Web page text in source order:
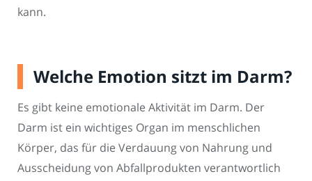
kann.
Welche Emotion sitzt im Darm?
Es gibt keine emotionale Aktivität im Darm. Der
Darm ist ein wichtiges Organ im menschlichen
Körper, das für die Verdauung von Nahrung und
Ausscheidung von Abfallprodukten verantwortlich